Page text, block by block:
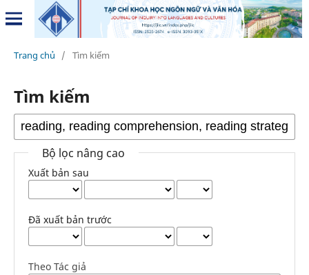
Trang chủ / Tìm kiếm
Tìm kiếm
Bộ lọc nâng cao
Xuất bản sau
Đã xuất bản trước
Theo Tác giả